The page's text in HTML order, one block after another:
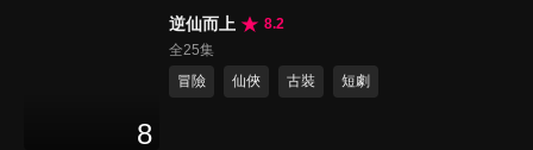
8
逆仙而上
8.2
全25集
冒險
仙俠 古裝 短劇